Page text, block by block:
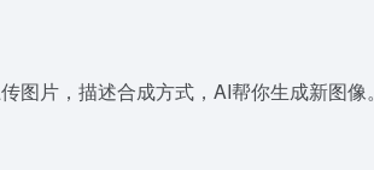
片，描述合成方式，AI帮你生成新图像。